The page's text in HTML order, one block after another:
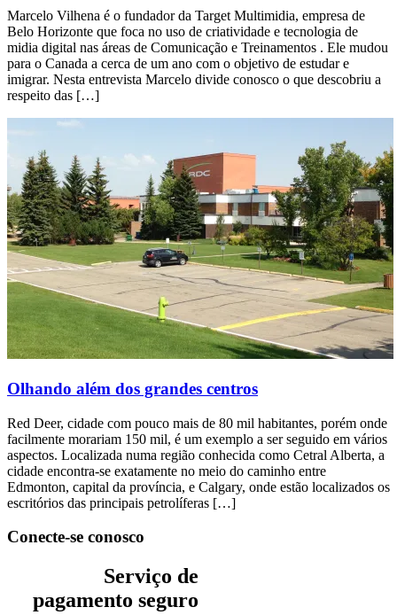
Marcelo Vilhena é o fundador da Target Multimidia, empresa de
Belo Horizonte que foca no uso de criatividade e tecnologia de
midia digital nas áreas de Comunicação e Treinamentos . Ele mudou
para o Canada a cerca de um ano com o objetivo de estudar e
imigrar. Nesta entrevista Marcelo divide conosco o que descobriu a
respeito das […]
Olhando além dos grandes centros
Red Deer, cidade com pouco mais de 80 mil habitantes, porém onde
facilmente morariam 150 mil, é um exemplo a ser seguido em vários
aspectos. Localizada numa região conhecida como Cetral Alberta, a
cidade encontra-se exatamente no meio do caminho entre
Edmonton, capital da província, e Calgary, onde estão localizados os
escritórios das principais petrolíferas […]
Conecte-se conosco
Serviço de
pagamento seguro